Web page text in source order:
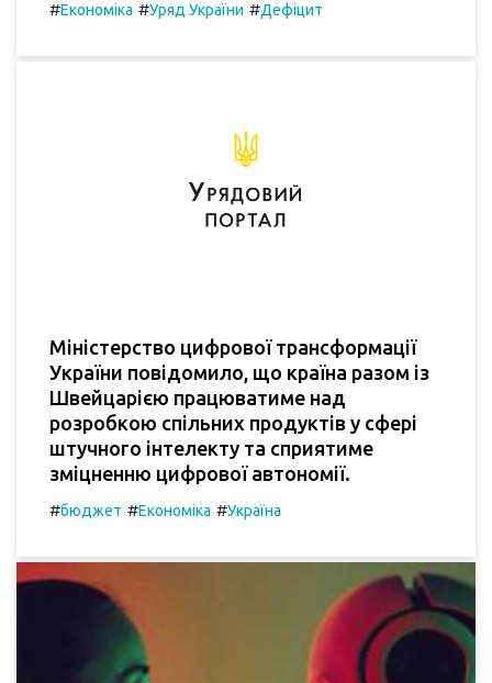
#Економіка #Уряд України #Дефіцит
Міністерство цифрової трансформації
України повідомило, що країна разом із
Швейцарією працюватиме над
розробкою спільних продуктів у сфері
штучного інтелекту та сприятиме
зміцненню цифрової автономії.
#бюджет #Економіка #Україна